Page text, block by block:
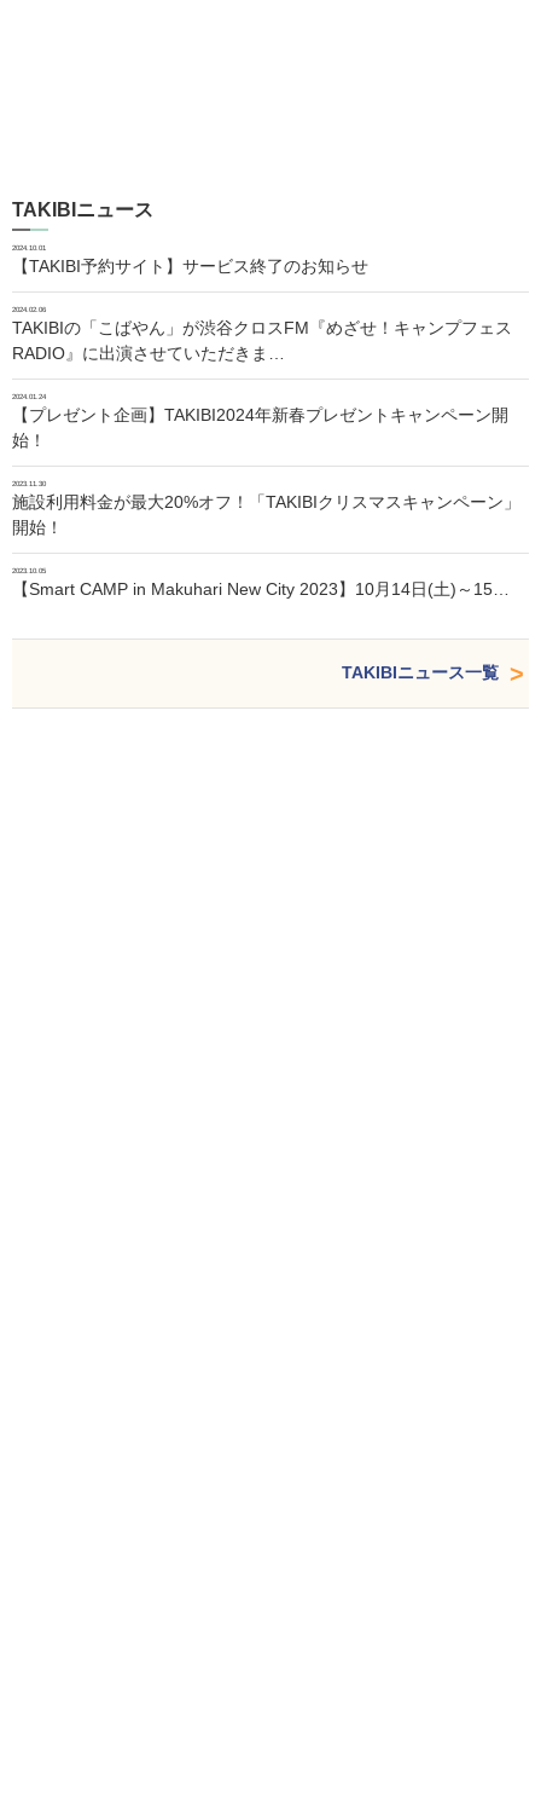
TAKIBIニュース
2024.10.01
【TAKIBI予約サイト】サービス終了のお知らせ
2024.02.06
TAKIBIの「こばやん」が渋谷クロスFM『めざせ！キャンプフェス
RADIO』に出演させていただきま…
2024.01.24
【プレゼント企画】TAKIBI2024年新春プレゼントキャンペーン開
始！
2023.11.30
施設利用料金が最大20%オフ！「TAKIBIクリスマスキャンペーン」
開始！
2023.10.05
【Smart CAMP in Makuhari New City 2023】10月14日(土)～15…
TAKIBIニュース一覧